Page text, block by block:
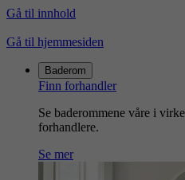
Gå til innhold
Gå til hjemmesiden
Baderom
Finn forhandler
Se baderommene våre i
forhandlere.
Se mer